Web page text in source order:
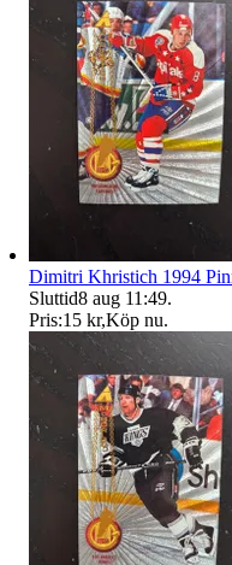
Dimitri Khristich 1994
Sluttid8 aug 11:49.
Pris:15 kr,Köp nu.